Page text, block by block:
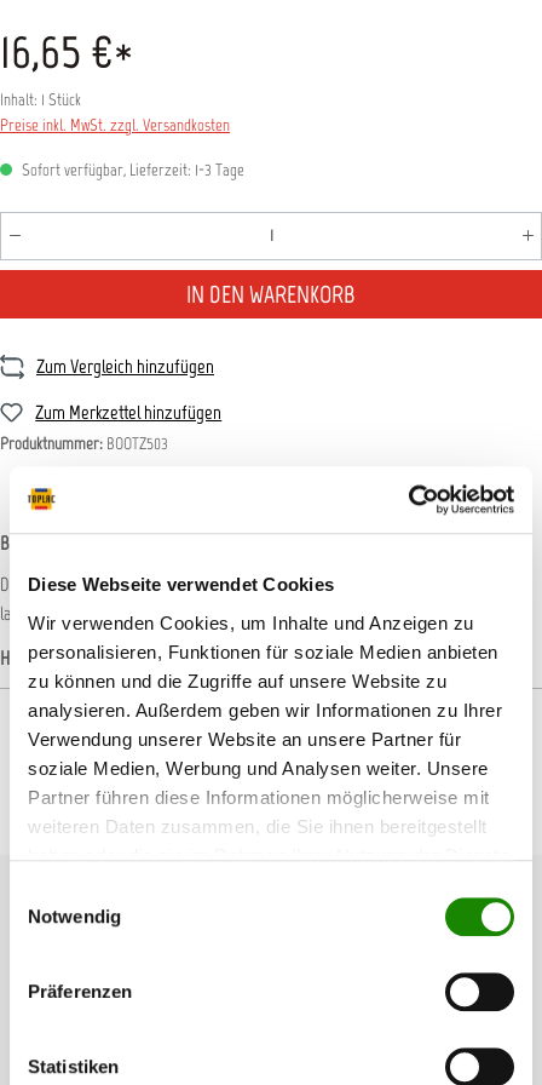
Diese Webseite verwendet Cookies
Wir verwenden Cookies, um Inhalte und Anzeigen zu
personalisieren, Funktionen für soziale Medien anbieten
zu können und die Zugriffe auf unsere Website zu
analysieren. Außerdem geben wir Informationen zu Ihrer
Verwendung unserer Website an unsere Partner für
soziale Medien, Werbung und Analysen weiter. Unsere
Partner führen diese Informationen möglicherweise mit
weiteren Daten zusammen, die Sie ihnen bereitgestellt
Notwendig
Präferenzen
Statistiken
16,65 €*
Inhalt: 1 Stück
Preise inkl. MwSt. zzgl. Versandkosten
Sofort verfügbar, Lieferzeit: 1-3 Tage
Produkt Anzahl: Gib den gewünschten Wert ein oder
IN DEN WARENKORB
Zum Vergleich hinzufügen
Zum Merkzettel hinzufügen
Produktnummer: BOOTZ503
Beschreibung
Der Bootshaken besteht aus mit Glasfaser verstärktem Nylon, was eine
langjährige Verwendung gewährleistet. Das spezielle Des…
Mehr
Hersteller-Informationen